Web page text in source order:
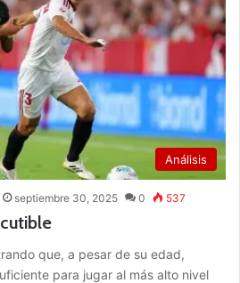
Análisis
septiembre 30, 2025 0 537
que, a pesar de su edad,
para jugar al más alto nivel